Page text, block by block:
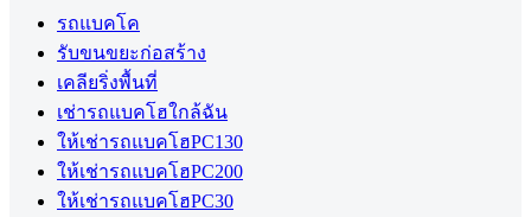
รถแบคโค
รับขนขยะก่อสร้าง
เคลียริ่งพื้นที่
เช่ารถแบคโฮใกล้ฉัน
ให้เช่ารถแบคโฮPC130
ให้เช่ารถแบคโฮPC200
ให้เช่ารถแบคโฮPC30